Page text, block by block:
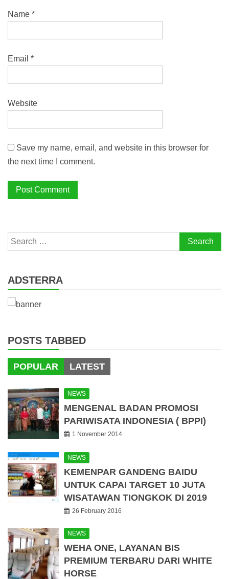
Name *
Email *
Website
Save my name, email, and website in this browser for
the next time I comment.
Search
for:
ADSTERRA
POSTS TABBED
POPULAR LATEST
NEWS
MENGENAL BADAN PROMOSI
PARIWISATA INDONESIA ( BPPI)
1 November 2014
NEWS
KEMENPAR GANDENG BAIDU
UNTUK CAPAI TARGET 10 JUTA
WISATAWAN TIONGKOK DI 2019
26 February 2016
NEWS
WEHA ONE, LAYANAN BIS
PREMIUM TERBARU DARI WHITE
HORSE